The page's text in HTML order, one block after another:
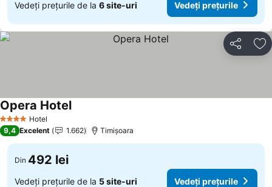
Vedeți prețurile de la 6 site-uri Vedeți prețurile
Distribuiți
4 Stele Hotel
Opera Hotel
9,4 Excelent 1.662 Timișoara
Din 492 lei
Vedeți prețurile de la 5 site-uri Vedeți prețurile